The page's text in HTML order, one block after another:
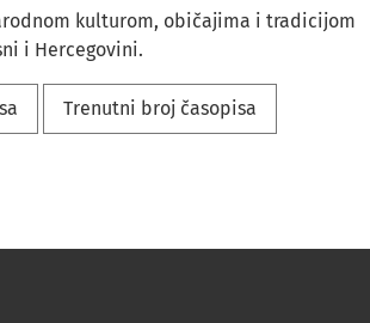
kulturom, običajima i tradicijom
i Hercegovini.
Trenutni broj časopisa